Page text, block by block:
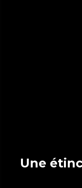
Une étincelle en un tour de